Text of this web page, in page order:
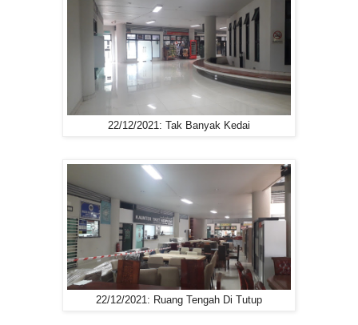
22/12/2021: Tak Banyak Kedai
22/12/2021: Ruang Tengah Di Tutup